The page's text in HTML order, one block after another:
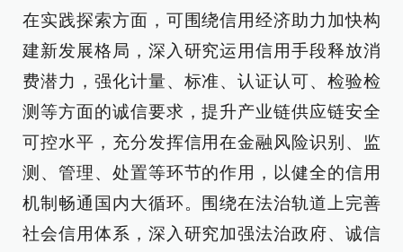
在实践探索方面，可围绕信用经济助力加快构
建新发展格局，深入研究运用信用手段释放消
费潜力，强化计量、标准、认证认可、检验检
测等方面的诚信要求，提升产业链供应链安全
可控水平，充分发挥信用在金融风险识别、监
测、管理、处置等环节的作用，以健全的信用
机制畅通国内大循环。围绕在法治轨道上完善
社会信用体系，深入研究加强法治政府、诚信